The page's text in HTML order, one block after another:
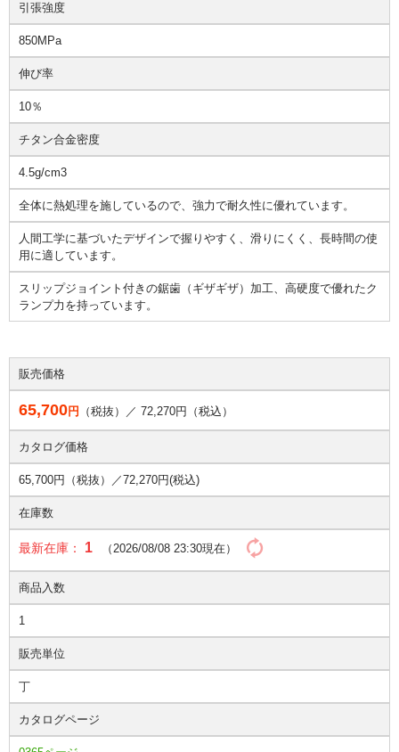
引張強度
850MPa
伸び率
10％
チタン合金密度
4.5g/cm3
全体に熱処理を施しているので、強力で耐久性に優れています。
人間工学に基づいたデザインで握りやすく、滑りにくく、長時間の使
用に適しています。
スリップジョイント付きの鋸歯（ギザギザ）加工、高硬度で優れたク
ランプ力を持っています。
販売価格
65,700円 （税抜）／ 72,270円（税込）
カタログ価格
65,700円（税抜）／72,270円(税込)
在庫数
最新在庫： 1 （2026/08/08 23:30現在）
商品入数
1
販売単位
丁
カタログページ